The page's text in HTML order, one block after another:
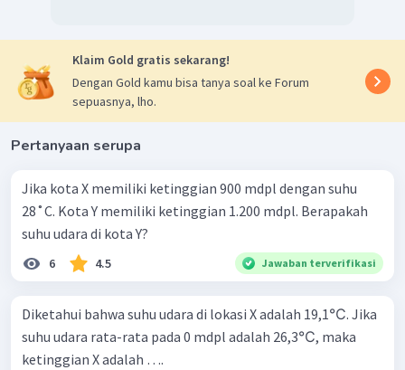
Klaim Gold gratis sekarang!
Dengan Gold kamu bisa tanya soal ke Forum
sepuasnya, lho.
Pertanyaan serupa
Jika kota X memiliki ketinggian 900 mdpl dengan suhu
28˚C. Kota Y memiliki ketinggian 1.200 mdpl. Berapakah
suhu udara di kota Y?
6 4.5 Jawaban terverifikasi
Diketahui bahwa suhu udara di lokasi X adalah 19,1℃. Jika
suhu udara rata-rata pada 0 mdpl adalah 26,3℃, maka
ketinggian X adalah ….